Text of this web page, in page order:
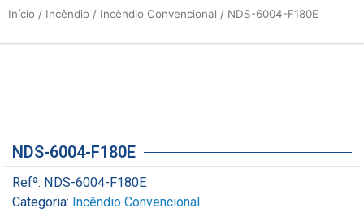
Início / Incêndio / Incêndio Convencional / NDS-6004-F180E
NDS-6004-F180E
Refª: NDS-6004-F180E
Categoria: Incêndio Convencional